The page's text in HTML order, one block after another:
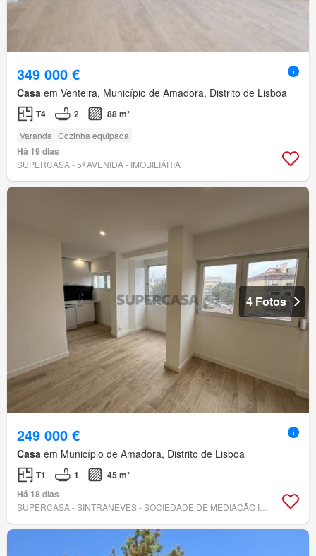
349 000 €
Casa em Venteira, Município de Amadora, Distrito de Lisboa
T4 2 88 m²
Varanda Cozinha equipada
Há 19 dias
SUPERCASA - 5ª AVENIDA - IMOBILIÁRIA
4 Fotos
249 000 €
Casa em Município de Amadora, Distrito de Lisboa
T1 1
45 m²
Há 18 dias